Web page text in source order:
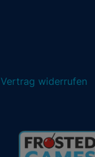
Vertrag widerrufen